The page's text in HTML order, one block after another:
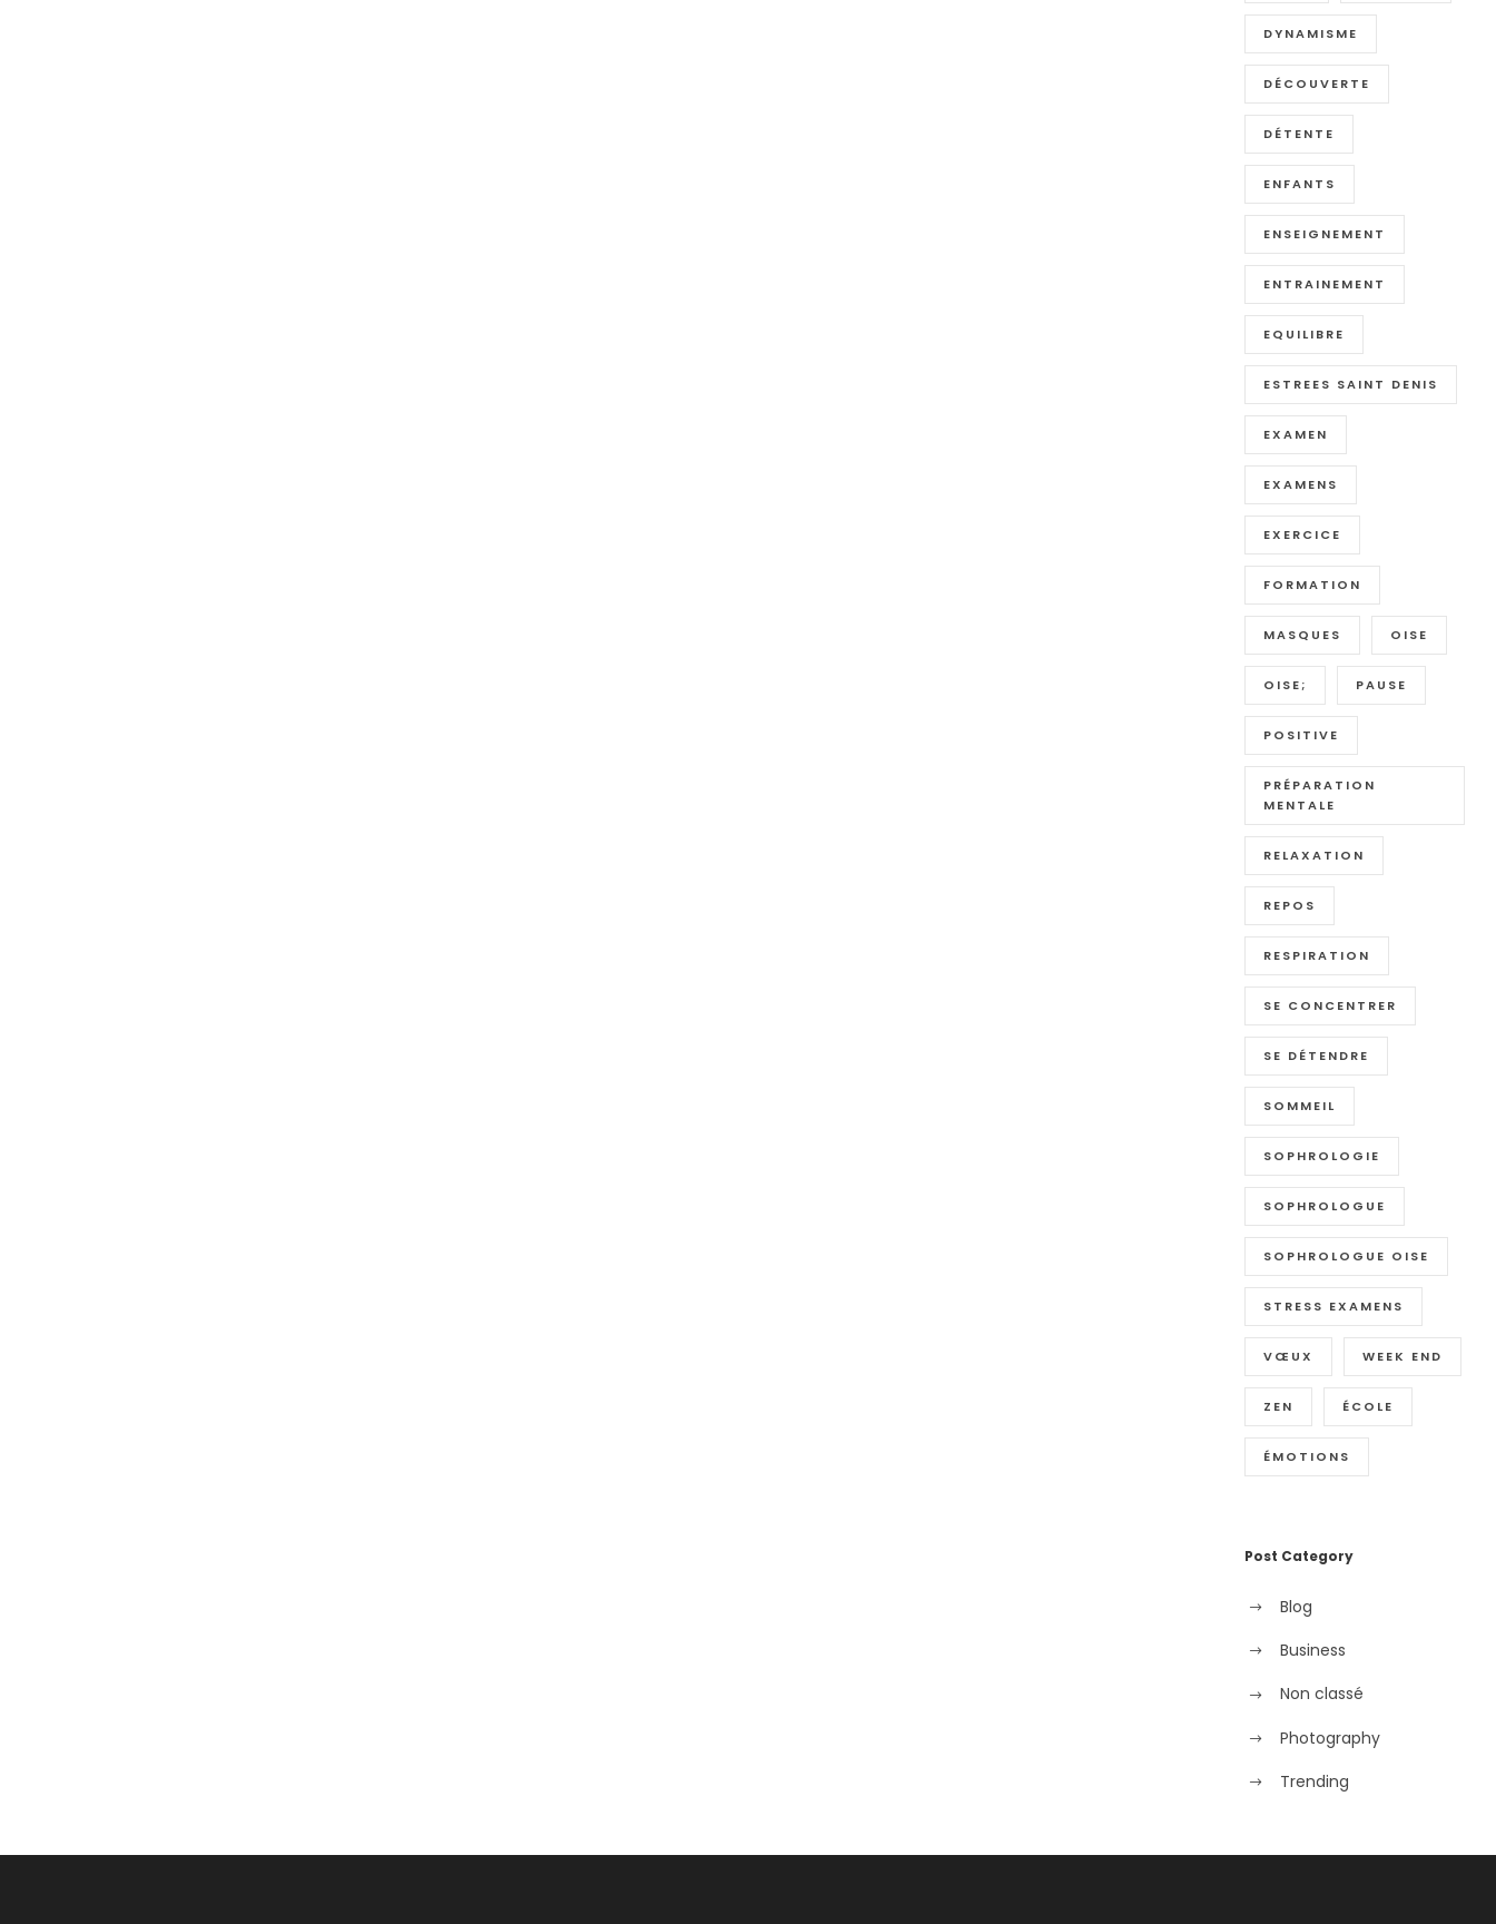
DYNAMISME
DÉCOUVERTE
DÉTENTE
ENFANTS
ENSEIGNEMENT
ENTRAINEMENT
EQUILIBRE
ESTREES SAINT DENIS
EXAMEN
EXAMENS
EXERCICE
FORMATION
MASQUES OISE
OISE; PAUSE
POSITIVE
PRÉPARATION
MENTALE
RELAXATION
REPOS
RESPIRATION
SE CONCENTRER
SE DÉTENDRE
SOMMEIL
SOPHROLOGIE
SOPHROLOGUE
SOPHROLOGUE OISE
STRESS EXAMENS
VŒUX WEEK END
ZEN ÉCOLE
ÉMOTIONS
Post Category
Blog
Business
Non classé
Photography
Trending